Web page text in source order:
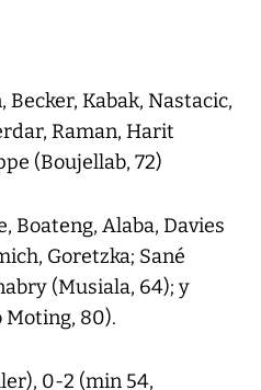
Becker, Kabak, Nastacic,
Raman, Harit
(Boujellab, 72)
Boateng, Alaba, Davies
Goretzka; Sané
(Musiala, 64); y
Moting, 80).
0-2 (min 54,